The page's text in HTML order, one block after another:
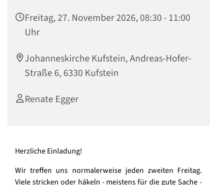
Freitag, 27. November 2026, 08:30 - 11:00
Uhr
Johanneskirche Kufstein, Andreas-Hofer-
Straße 6, 6330 Kufstein
Renate Egger
Herzliche Einladung!
Wir treffen uns normalerweise jeden zweiten Freitag.
Viele stricken oder häkeln - meistens für die gute Sache -